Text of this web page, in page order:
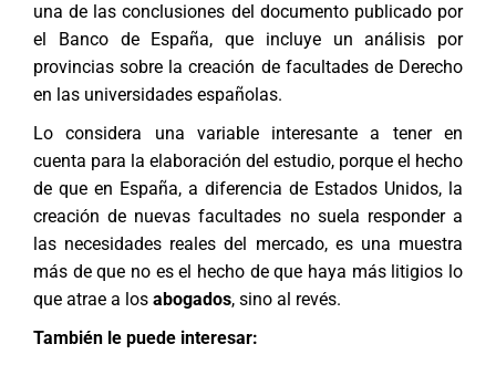
una de las conclusiones del documento publicado por
el Banco de España, que incluye un análisis por
provincias sobre la creación de facultades de Derecho
en las universidades españolas.
Lo considera una variable interesante a tener en
cuenta para la elaboración del estudio, porque el hecho
de que en España, a diferencia de Estados Unidos, la
creación de nuevas facultades no suela responder a
las necesidades reales del mercado, es una muestra
más de que no es el hecho de que haya más litigios lo
que atrae a los abogados, sino al revés.
También le puede interesar: